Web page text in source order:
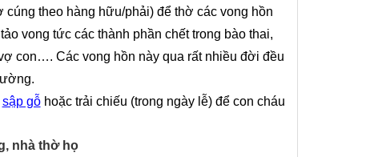
theo hàng hữu/phải)để thờ các vong hồn
vong tức các thành phần chết trong bào thai,
con…. Các vong hồn này qua rất nhiều đời đều
sập gỗhoặc trải chiếu (trong ngày lễ) để con cháu
nhà thờ họ